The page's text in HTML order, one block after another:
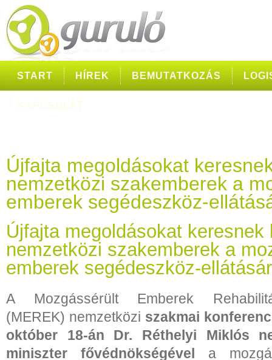
START HÍREK BEMUTATKOZÁS
KAPCSOLAT
Újfajta megoldásokat
nemzetközi szakemberek a
emberek segédeszköz-
Újfajta megoldásokat keresnek
nemzetközi szakemberek a
emberek segédeszköz-
A Mozgássérült Emberek
(MEREK) nemzetközi szakmai
október 18-án Dr. Réthelyi Miklós
miniszter fővédnökségével a